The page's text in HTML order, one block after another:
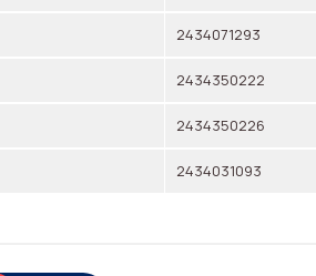
2434071293
2434350222
2434350226
2434031093